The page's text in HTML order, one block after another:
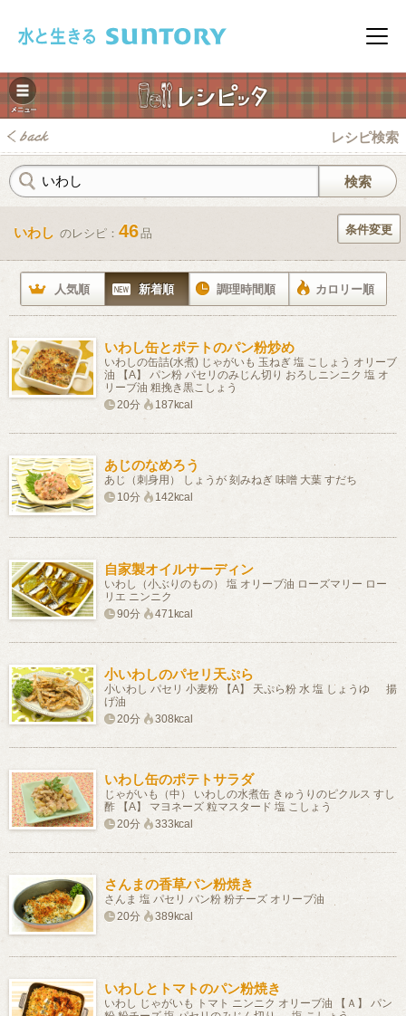
メニ
レシピ検索
いわし のレシピ： 46品 条件変更
人気順 新着順 調理時間順 カロリー順
いわし缶とポテトのパン粉炒め
いわしの缶詰(水煮) じゃがいも 玉ねぎ 塩 こしょう オリーブ
油 【A】 パン粉 パセリのみじん切り おろしニンニク 塩 オ
リーブ油 粗挽き黒こしょう
20分
187kcal
あじのなめろう
あじ（刺身用） しょうが 刻みねぎ 味噌 大葉 すだち
10分
142kcal
自家製オイルサーディン
いわし（小ぶりのもの） 塩 オリーブ油 ローズマリー ロー
リエ ニンニク
90分
471kcal
小いわしのパセリ天ぷら
小いわし パセリ 小麦粉 【A】 天ぷら粉 水 塩 しょうゆ 揚
げ油
20分
308kcal
いわし缶のポテトサラダ
じゃがいも（中） いわしの水煮缶 きゅうりのピクルス すし
酢 【A】 マヨネーズ 粒マスタード 塩 こしょう
20分
333kcal
さんまの香草パン粉焼き
さんま 塩 パセリ パン粉 粉チーズ オリーブ油
20分
389kcal
いわしとトマトのパン粉焼き
いわし じゃがいも トマト ニンニク オリーブ油 【Ａ】 パン